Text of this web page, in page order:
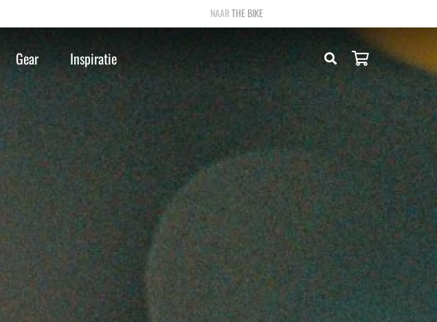
THE BIKE
Gear Inspiratie